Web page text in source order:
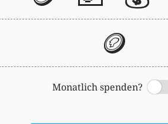
🪙
Monatlich spenden?
Switch